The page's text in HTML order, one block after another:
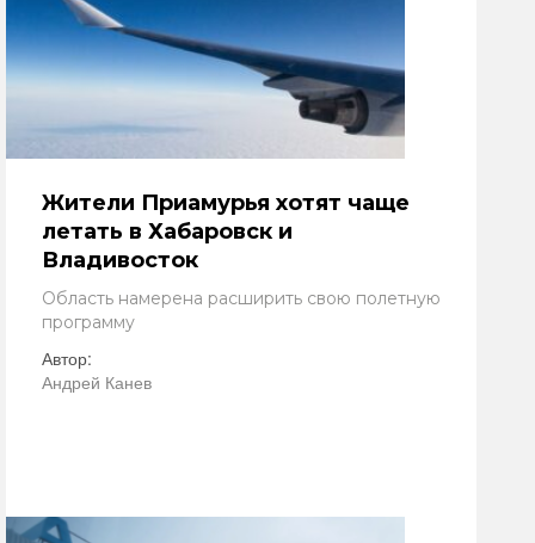
Жители Приамурья хотят чаще
летать в Хабаровск и
Владивосток
Область намерена расширить свою полетную
программу
Автор:
Андрей Канев